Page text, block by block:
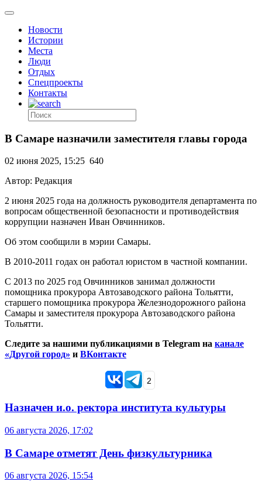
Новости
Истории
Места
Люди
Отдых
Спецпроекты
Контакты
В Самаре назначили заместителя главы города
02 июня 2025, 15:25 640
Автор: Редакция
2 июня 2025 года на должность руководителя департамента по
вопросам общественной безопасности и противодействия
коррупции назначен Иван Овчинников.
Об этом сообщили в мэрии Самары.
В 2010-2011 годах он работал юристом в частной компании.
С 2013 по 2025 год Овчинников занимал должности
помощника прокурора Автозаводского района Тольятти,
старшего помощника прокурора Железнодорожного района
Самары и заместителя прокурора Автозаводского района
Тольятти.
Следите за нашими публикациями в Telegram на канале
«Другой город» и ВКонтакте
2
Назначен и.о. ректора института культуры
06 августа 2026, 17:02
В Самаре отметят День физкультурника
06 августа 2026, 15:54